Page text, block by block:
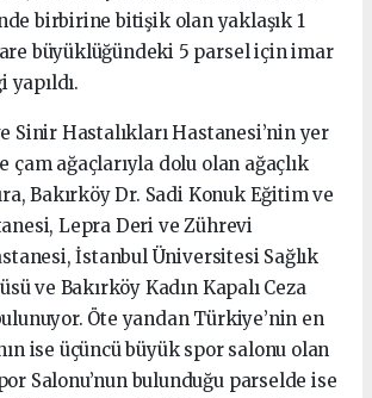
birbirine bitişik olan yaklaşık 1
büyüklüğündeki 5 parsel için imar
yapıldı.
Sinir Hastalıkları Hastanesi’nin yer
çam ağaçlarıyla dolu olan ağaçlık
Bakırköy Dr. Sadi Konuk Eğitim ve
Lepra Deri ve Zührevi
İstanbul Üniversitesi Sağlık
ve Bakırköy Kadın Kapalı Ceza
Öte yandan Türkiye’nin en
ise üçüncü büyük spor salonu olan
Salonu’nun bulunduğu parselde ise